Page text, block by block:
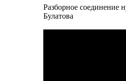
Разборное соединение
Булатова